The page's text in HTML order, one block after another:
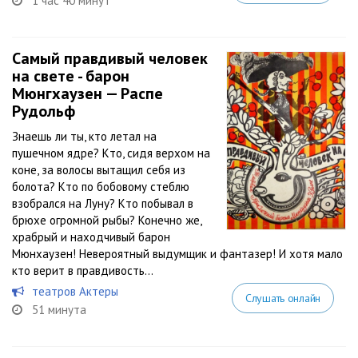
Самый правдивый человек
на свете - барон
Мюнгхаузен — Распе
Рудольф
Знаешь ли ты, кто летал на
пушечном ядре? Кто, сидя верхом на
коне, за волосы вытащил себя из
болота? Кто по бобовому стеблю
взобрался на Луну? Кто побывал в
брюхе огромной рыбы? Конечно же,
храбрый и находчивый барон
Мюнхаузен! Невероятный выдумщик и фантазер! И хотя мало
кто верит в правдивость...
театров Актеры
51 минута
Слушать онлайн